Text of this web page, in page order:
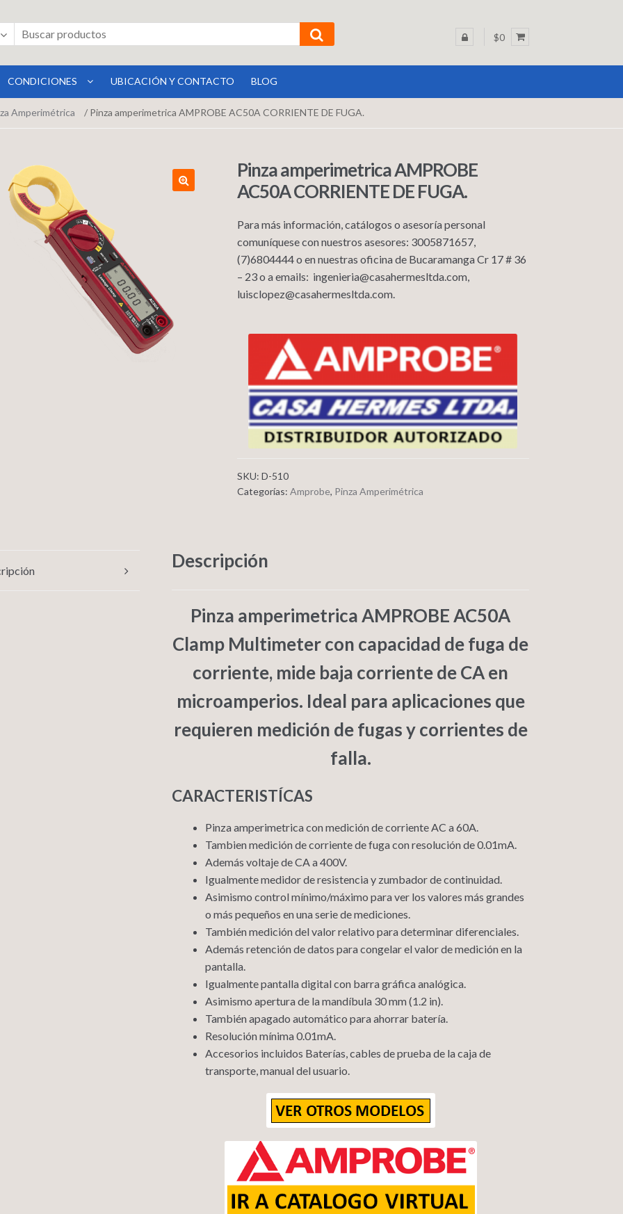
$0
CONDICIONES UBICACIÓN Y CONTACTO BLOG
Amperimétrica / Pinza amperimetrica AMPROBE AC50A CORRIENTE DE FUGA.
Pinza amperimetrica AMPROBE
AC50A CORRIENTE DE FUGA.
Para más información, catálogos o asesoría personal
comuníquese con nuestros asesores: 3005871657,
(7)6804444 o en nuestras oficina de Bucaramanga Cr 17 # 36
– 23 o a emails: ingenieria@casahermesltda.com,
luisclopez@casahermesltda.com.
SKU: D-510
Categorías: Amprobe, Pinza Amperimétrica
Descripción
Pinza amperimetrica AMPROBE AC50A
Clamp Multimeter con capacidad de fuga de
corriente, mide baja corriente de CA en
microamperios. Ideal para aplicaciones que
requieren medición de fugas y corrientes de
falla.
CARACTERISTÍCAS
Pinza amperimetrica con medición de corriente AC a 60A.
Tambien medición de corriente de fuga con resolución de 0.01mA.
Además voltaje de CA a 400V.
Igualmente medidor de resistencia y zumbador de continuidad.
Asimismo control mínimo/máximo para ver los valores más grandes
o más pequeños en una serie de mediciones.
También medición del valor relativo para determinar diferenciales.
Además retención de datos para congelar el valor de medición en la
pantalla.
Igualmente pantalla digital con barra gráfica analógica.
Asimismo apertura de la mandíbula 30 mm (1.2 in).
También apagado automático para ahorrar batería.
Resolución mínima 0.01mA.
Accesorios incluidos Baterías, cables de prueba de la caja de
transporte, manual del usuario.